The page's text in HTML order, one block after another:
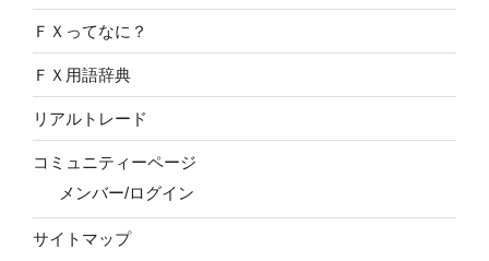
ＦＸってなに？
ＦＸ用語辞典
リアルトレード
コミュニティーページ
メンバー/ログイン
サイトマップ